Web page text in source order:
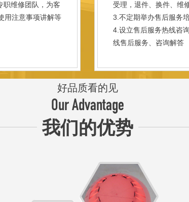
职维修团队，为客
用注意事项讲解等
受理，退件、换件、维
3.不定期举办售后服务培
4.设立售后服务热线咨
线售后服务、咨询解答
好品质看的见
Our Advantage
我们的优势